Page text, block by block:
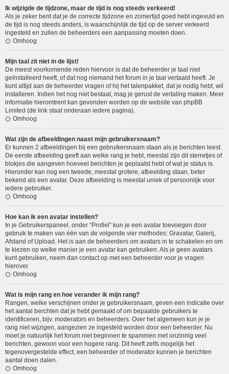
Ik wijzigde de tijdzone, maar de tijd is nog steeds verkeerd!
Als je zeker bent dat je de correcte tijdzone en zomertijd goed hebt ingevuld en
de tijd is nog steeds anders, is waarschijnlijk de tijd op de server verkeerd
ingesteld en zullen de beheerders een aanpassing moeten doen.
Omhoog
Mijn taal zit niet in de lijst!
De meest voorkomende reden hiervoor is dat de beheerder je taal niet
geïnstalleerd heeft, of dat nog niemand het forum in je taal vertaald heeft. Je
kunt altijd aan de beheerder vragen of hij het talenpakket, dat je nodig hebt, wil
installeren. Indien het nog niet bestaat, mag je gerust de vertaling maken. Meer
informatie hieromtrent kan gevonden worden op de website van phpBB
Limited (de link staat onderaan iedere pagina).
Omhoog
Wat zijn de afbeeldingen naast mijn gebruikersnaam?
Er kunnen 2 afbeeldingen bij een gebruikersnaam staan als je berichten leest.
De eerste afbeelding geeft aan welke rang je hebt, meestal zijn dit sterretjes of
blokjes die aangeven hoeveel berichten je geplaatst hebt of wat je status is.
Hieronder kan nog een tweede, meestal grotere, afbeelding staan, beter
bekend als een avatar. Deze afbeelding is meestal uniek of persoonlijk voor
iedere gebruiker.
Omhoog
Hoe kan ik een avatar instellen?
In je Gebruikerspaneel, onder “Profiel” kun je een avatar toevoegen door
gebruik te maken van één van de volgende vier methodes: Gravatar, Galerij,
Afstand of Upload. Het is aan de beheerders om avatars in te schakelen en om
te kiezen op welke manier je een avatar kan gebruiken. Als je geen avatars
kunt gebruiken, neem dan contact op met een beheerder voor je vragen
hierover.
Omhoog
Wat is mijn rang en hoe verander ik mijn rang?
Rangen, welke verschijnen onder je gebruikersnaam, geven een indicatie over
het aantal berchten dat je hebt gemaakt of om bepaalde gebruikers te
identificeren, bijv. moderators en beheerders. Over het algemeen kun je je
rang niet wijzigen, aangezien ze ingesteld worden door een beheerder. Nu
moet je natuurlijk het forum niet beginnen te spammen met onzinnig veel
berichten, gewoon voor een hogere rang. Dit heeft zelfs mogelijk het
tegenovergestelde effect, een beheerder of moderator kunnen je berichten
aantal doen dalen.
Omhoog